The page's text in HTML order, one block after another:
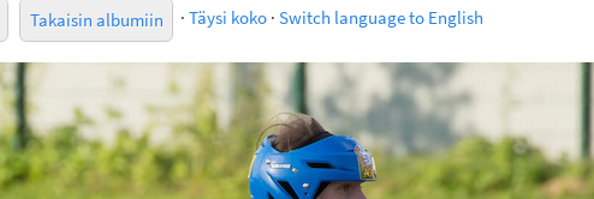
Takaisin albumiin · Täysi koko · Switch language to English